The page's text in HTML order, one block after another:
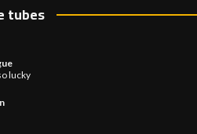
tubes
lucky